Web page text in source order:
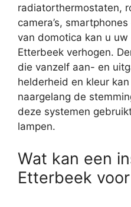
radiatorthermostaten,
camera’s,
van domotica kan u
Etterbeek verhogen.
die vanzelf aan- en
helderheid en kleur
naargelang de
deze systemen
lampen.
Wat kan een
Etterbeek